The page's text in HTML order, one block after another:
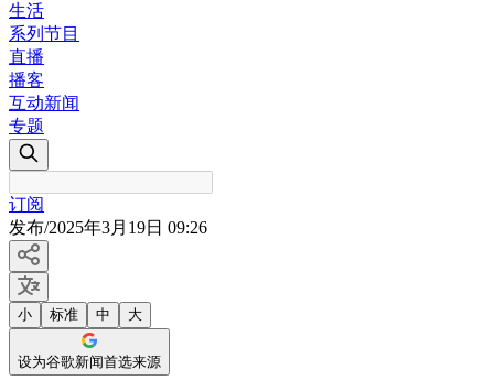
生活
系列节目
直播
播客
互动新闻
专题
订阅
发布/2025年3月19日 09:26
小 标准 中 大
设为谷歌新闻首选来源